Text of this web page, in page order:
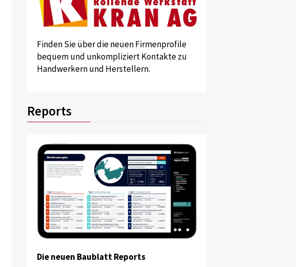
Finden Sie über die neuen Firmenprofile
bequem und unkompliziert Kontakte zu
Handwerkern und Herstellern.
Reports
Die neuen Baublatt Reports